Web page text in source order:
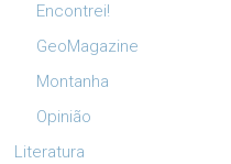
Encontrei!
GeoMagazine
Montanha
Opinião
Literatura